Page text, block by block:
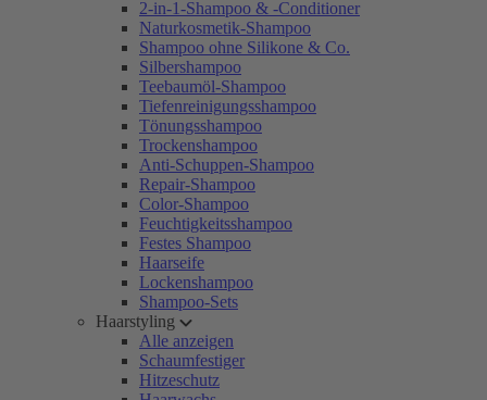
2-in-1-Shampoo & -Conditioner
Naturkosmetik-Shampoo
Shampoo ohne Silikone & Co.
Silbershampoo
Teebaumöl-Shampoo
Tiefenreinigungsshampoo
Tönungsshampoo
Trockenshampoo
Anti-Schuppen-Shampoo
Repair-Shampoo
Color-Shampoo
Feuchtigkeitsshampoo
Festes Shampoo
Haarseife
Lockenshampoo
Shampoo-Sets
Haarstyling
Alle anzeigen
Schaumfestiger
Hitzeschutz